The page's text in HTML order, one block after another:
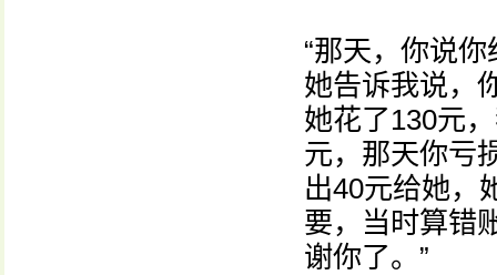
“那天，你说
她告诉我说，
她花了130元
元，那天你亏
出40元给她，
要，当时算错
谢你了。”